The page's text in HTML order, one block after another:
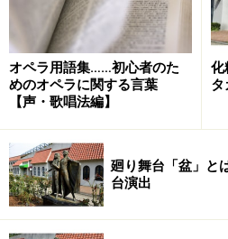
さん、今回が三谷作品への初挑
宏さん、東京サンシャインボ
林隆さん(「東京サンシャインボ
ル・サイモン作「サンシャイ
オペラ用語集……初心者のた
めのオペラに関する言葉
【声・歌唱法編】
化
タ
廻り舞台「盆」と
台演出